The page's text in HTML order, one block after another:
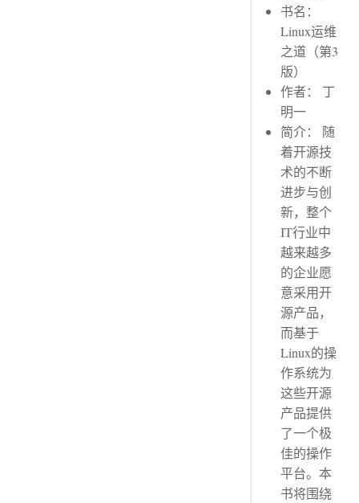
书名：
Linux运维
之道（第3
版）
作者： 丁
明一
简介： 随
着开源技
术的不断
进步与创
新，整个
IT行业中
越来越多
的企业愿
意采用开
源产品，
而基于
Linux的操
作系统为
这些开源
产品提供
了一个极
佳的操作
平台。本
书将围绕